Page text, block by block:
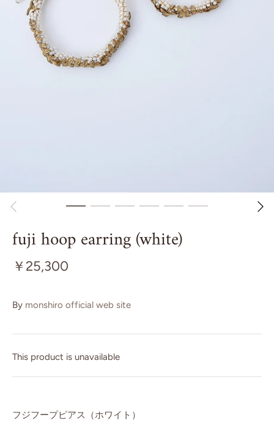
fuji hoop earring (white)
￥25,300
By monshiro official web site
This product is unavailable
フジフープピアス（ホワイト）